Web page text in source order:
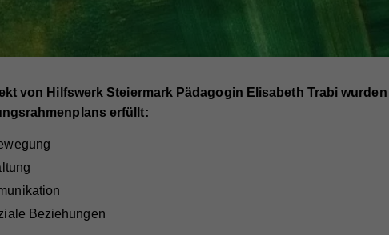
von Hilfswerk Steiermark Pädagogin Elisabeth Trabi
erfüllt:
Beziehungen